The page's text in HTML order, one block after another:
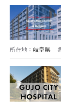
所在地： 岐阜県